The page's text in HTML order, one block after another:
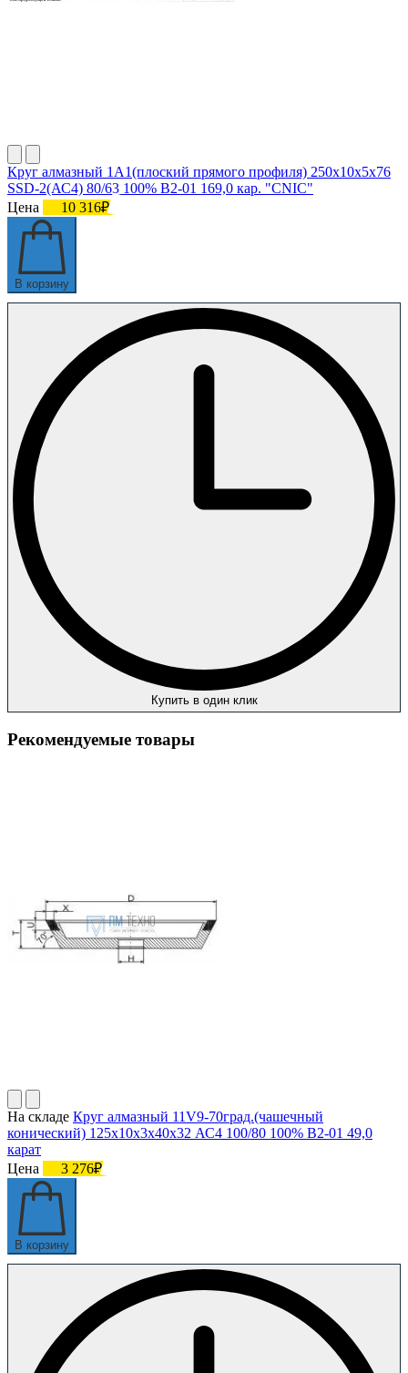
Круг алмазный 1А1(плоский прямого профиля) 250х10х5х76
SSD-2(АС4) 80/63 100% В2-01 169,0 кар. "CNIC"
Цена
10 316₽
В корзину
Купить в один клик
Рекомендуемые товары
На складе Круг алмазный 11V9-70град.(чашечный
конический) 125х10х3х40х32 АС4 100/80 100% В2-01 49,0
карат
Цена
3 276₽
В корзину